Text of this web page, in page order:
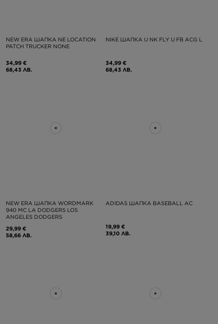
NEW ERA ШАПКА NE LOCATION
PATCH TRUCKER NONE
34,99 €
68,43 ЛВ.
NIKE ШАПКА U NK FLY U FB ACG L
34,99 €
68,43 ЛВ.
NEW ERA ШАПКА WORDMARK
940 MC LA DODGERS LOS
ANGELES DODGERS
29,99 €
58,66 ЛВ.
ADIDAS ШАПКА BASEBALL AC
19,99 €
39,10 ЛВ.